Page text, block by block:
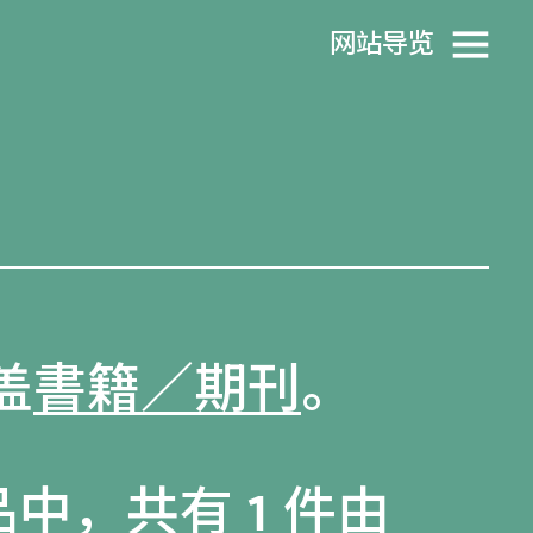
网站导览
書籍／期刊。
中，共有 1 件由